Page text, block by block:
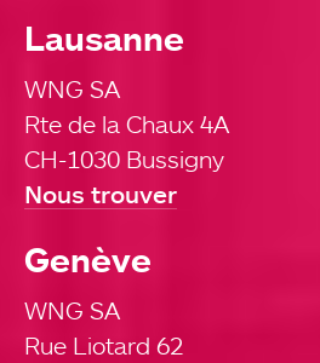
Lausanne
WNG SA
Rte de la Chaux 4A
CH-1030 Bussigny
Nous trouver
Genève
WNG SA
Rue Liotard 62